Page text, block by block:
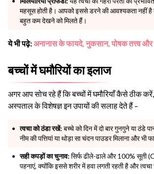
महसूस होती है। आपको इससे डरने की आवश्यकता नहीं है
बहुत कम देखने को मिलते हैं।
ये भी पढ़े:अनानास के फायदे, नुकसान, पोषक तत्त्व और
बच्चों में घमौरियों का इलाज
अगर आप सोच रहे हैं कि बच्चों में घमौरियाँ कैसे ठीक करें,
अस्पताल के विशेषज्ञ इन उपायों की सलाह देते हैं –
त्वचा को ठंडा रखें: बच्चे को दिन में दो बार गुनगुने या ठंडे
नीम की पत्तियां या थोड़ा सा चंदन पाउडर मिलाना और भी
सही कपड़ों का चुनाव: सिर्फ ढीले-ढाले और 100% सूती
पहनाएं, क्योंकि इससे शरीर में हवा लगती रहती है और त्वचा